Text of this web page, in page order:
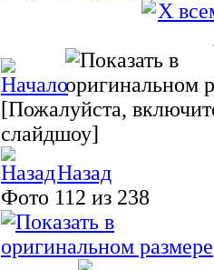
[Пожалуйста,
слайдшоу]
Назад
Фото 112 из 238